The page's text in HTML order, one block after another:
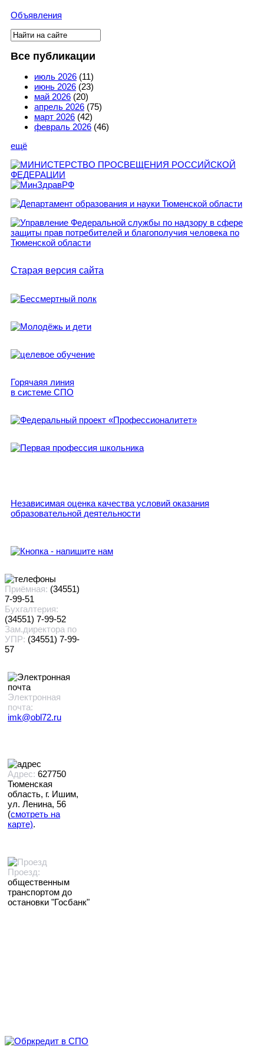
Объявления
Форма поиска
Поиск
Все публикации
июль 2026 (11)
июнь 2026 (23)
май 2026 (20)
апрель 2026 (75)
март 2026 (42)
февраль 2026 (46)
ещё
Старая версия сайта
Горячаяя линия
в системе СПО
Независимая оценка качества условий оказания
образовательной деятельности
Приёмная: (34551)
7-99-51
Бухгалтерия:
(34551) 7-99-52
Зам.директора по
УПР: (34551) 7-99-
57
Электронная
почта:
imk@obl72.ru
Адрес: 627750
Тюменская
область, г. Ишим,
ул. Ленина, 56
(смотреть на
карте).
Проезд:
общественным
транспортом до
остановки "Госбанк"